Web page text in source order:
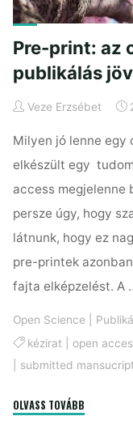
Pre-print: az
publikálás
Veze Erzsébet
Milyen jó lenne egy
elkészült egy
access megjelenne
persze úgy, hogy
látnunk, hogy ez
pre-printek
fajta elképzelést. A
Open Science
kézirat| open
submitted
OLVASS TOVÁBB